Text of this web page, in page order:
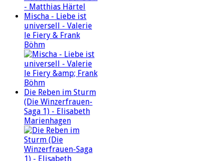
Mischa - Liebe ist
universell - Valerie
le Fiery & Frank
Böhm
Die Reben im Sturm
(Die Winzerfrauen-
Saga 1) - Elisabeth
Marienhagen